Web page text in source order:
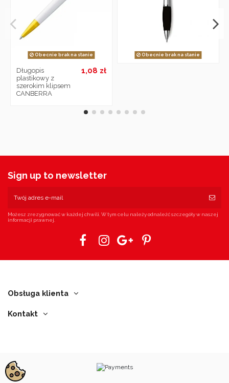
Obecnie brak na stanie
Długopis
plastikowy z
szerokim klipsem
CANBERRA
1,08 zł
Obecnie brak na stanie
Sign up to newsletter
Możesz zrezygnować w każdej chwili. W tym celu należy odnaleźć szczegóły w naszej
informacji prawnej.
Obsługa klienta
Kontakt